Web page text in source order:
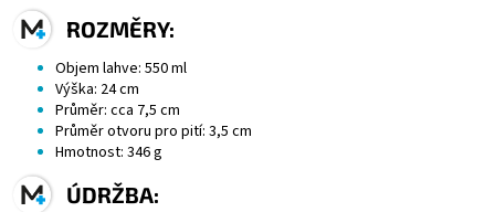
ROZMĚRY:
Objem lahve: 550 ml
Výška: 24 cm
Průměr: cca 7,5 cm
Průměr otvoru pro pití: 3,5 cm
Hmotnost: 346 g
ÚDRŽBA: